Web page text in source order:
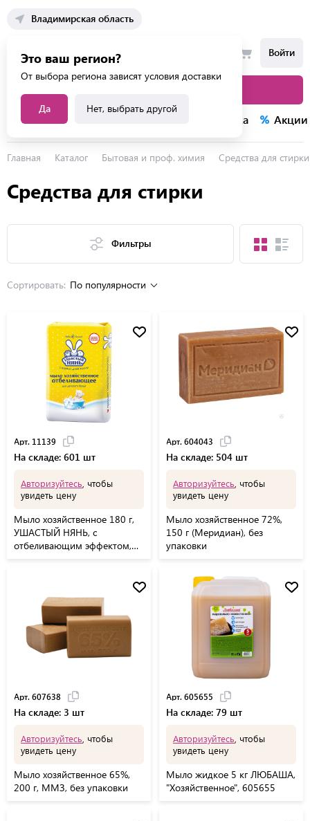
Владимирская область
Это ваш регион?
От выбора региона зависят условия доставки
Да Нет, выбрать другой
Войти
Каталог услуг Распродажа Акции
Главная Каталог Бытовая и проф. химия Средства для стирки
Средства для стирки
Фильтры
Сортировать: По популярности
Арт. 11139
На складе: 601 шт
Авторизуйтесь , чтобы
увидеть цену
Мыло хозяйственное 180 г,
УШАСТЫЙ НЯНЬ, с
отбеливающим эффектом,
Арт. 604043
На складе: 504 шт
Авторизуйтесь , чтобы
увидеть цену
Мыло хозяйственное 72%,
150 г (Меридиан), без
упаковки
Арт. 607638
На складе: 3 шт
Авторизуйтесь , чтобы
увидеть цену
Мыло хозяйственное 65%,
200 г, ММЗ, без упаковки
Арт. 605655
На складе: 79 шт
Авторизуйтесь , чтобы
увидеть цену
Мыло жидкое 5 кг ЛЮБАША,
"Хозяйственное", 605655